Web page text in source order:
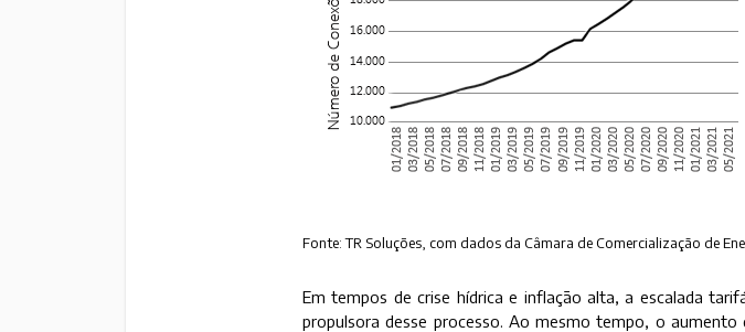
Fonte: TR Soluções, com dados da Câmara de Comercialização de
Em tempos de crise hídrica e inflação alta, a escalada
propulsora desse processo. Ao mesmo tempo, o